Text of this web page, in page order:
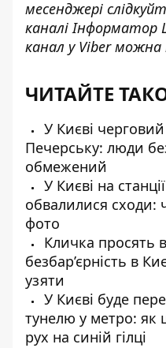
месенджері
каналіІнформатор
канал у Viber можна
ЧИТАЙТЕ
У Києві
Печерську: люди
обмежений
У Києві на
обвалилися сходи:
фото
Кличка просять
безбар’єрність в
узяти
У Києві буде
тунелю у метро: як
рух на синій гілці